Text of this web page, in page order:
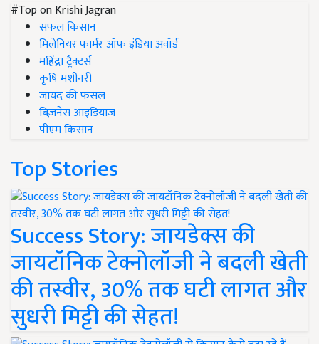
#Top on Krishi Jagran
सफल किसान
मिलेनियर फार्मर ऑफ इंडिया अवॉर्ड
महिंद्रा ट्रैक्टर्स
कृषि मशीनरी
जायद की फसल
बिज़नेस आइडियाज
पीएम किसान
Top Stories
Success Story: जायडेक्स की
जायटॉनिक टेक्नोलॉजी ने बदली खेती
की तस्वीर, 30% तक घटी लागत और
सुधरी मिट्टी की सेहत!